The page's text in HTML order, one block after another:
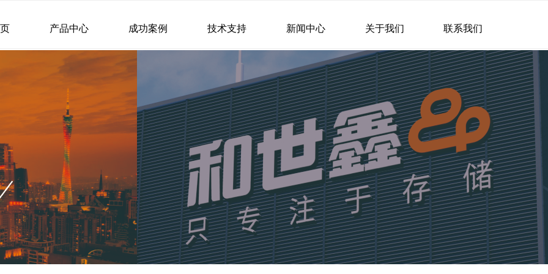
产品中心 成功案例 技术支持 新闻中心 关于我们 联系我们